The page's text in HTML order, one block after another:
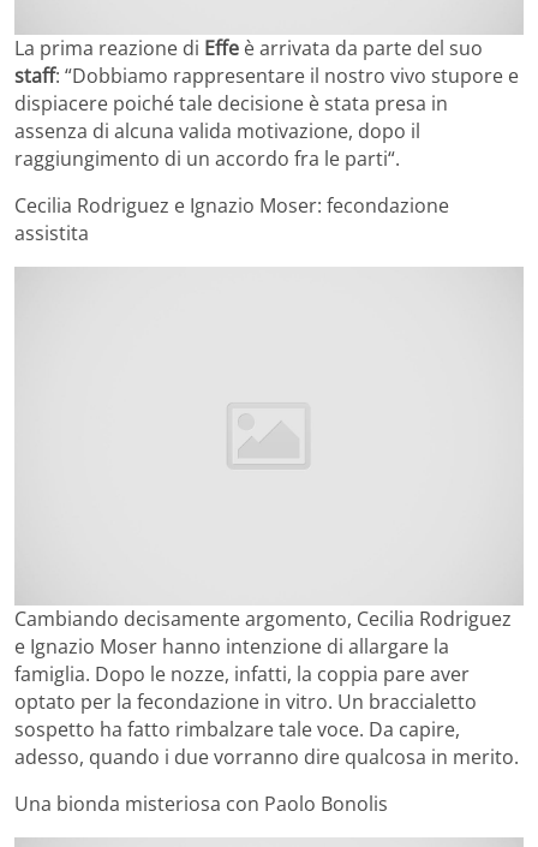
La prima reazione di Effe è arrivata da parte del suo
staff: “Dobbiamo rappresentare il nostro vivo stupore e
dispiacere poiché tale decisione è stata presa in
assenza di alcuna valida motivazione, dopo il
raggiungimento di un accordo fra le parti“.
Cecilia Rodriguez e Ignazio Moser: fecondazione
assistita
Cambiando decisamente argomento, Cecilia Rodriguez
e Ignazio Moser hanno intenzione di allargare la
famiglia. Dopo le nozze, infatti, la coppia pare aver
optato per la fecondazione in vitro. Un braccialetto
sospetto ha fatto rimbalzare tale voce. Da capire,
adesso, quando i due vorranno dire qualcosa in merito.
Una bionda misteriosa con Paolo Bonolis